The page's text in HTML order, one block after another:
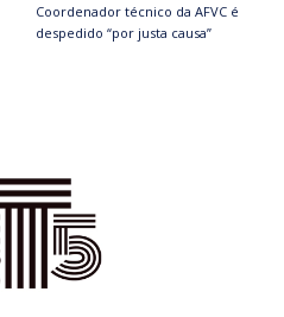
Coordenador técnico da AFVC é
despedido “por justa causa”